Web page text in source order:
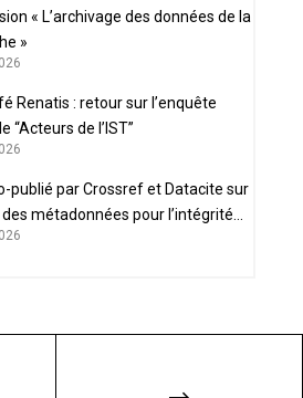
« L’archivage des données de la
»
Renatis : retour sur l’enquête
“Acteurs de l’IST”
publié par Crossref et Datacite sur
des métadonnées pour l’intégrité